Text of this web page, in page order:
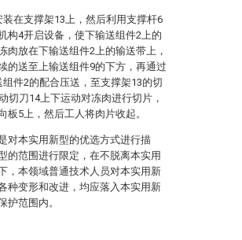
在支撑架13上，然后利用支撑杆6
构4开启设备，使下输送组件2上的
肉放在下输送组件2上的输送带上，
的送至上输送组件9的下方，再通过
件2的配合压送，至支撑架13的切
切刀14上下运动对冻肉进行切片，
板5上，然后工人将肉片收起。
对本实用新型的优选方式进行描
的范围进行限定，在不脱离本实用
，本领域普通技术人员对本实用新
种变形和改进，均应落入本实用新
护范围内。